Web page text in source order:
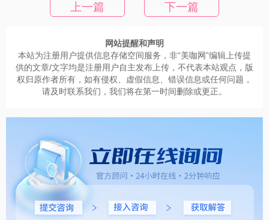
上一篇 下一篇
网站提醒和声明
本站为注册用户提供信息存储空间服务，非“美咖网”编辑上传提
供的文章/文字均是注册用户自主发布上传，不代表本站观点，版
权归原作者所有，如有侵权、虚假信息、错误信息或任何问题，
请及时联系我们，我们将在第一时间删除或更正。